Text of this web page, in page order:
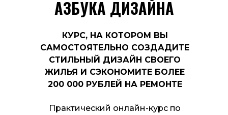
АЗБУКА ДИЗАЙНА
КУРС, НА КОТОРОМ ВЫ
САМОСТОЯТЕЛЬНО СОЗДАДИТЕ
СТИЛЬНЫЙ ДИЗАЙН СВОЕГО
ЖИЛЬЯ И СЭКОНОМИТЕ БОЛЕЕ
200 000 РУБЛЕЙ НА РЕМОНТЕ
Практический онлайн-курс по